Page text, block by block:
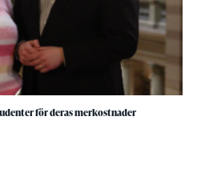
för deras merkostnader